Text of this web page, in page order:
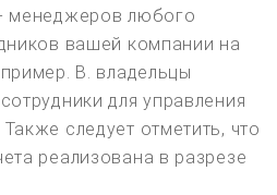
менеджеров любого
вашей компании на
B. владельцы
для управления
следует отметить, что
реализована в разрезе